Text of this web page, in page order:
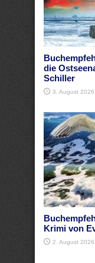
die
Schiller
3. August 2026
Krimi von
2. August 2026